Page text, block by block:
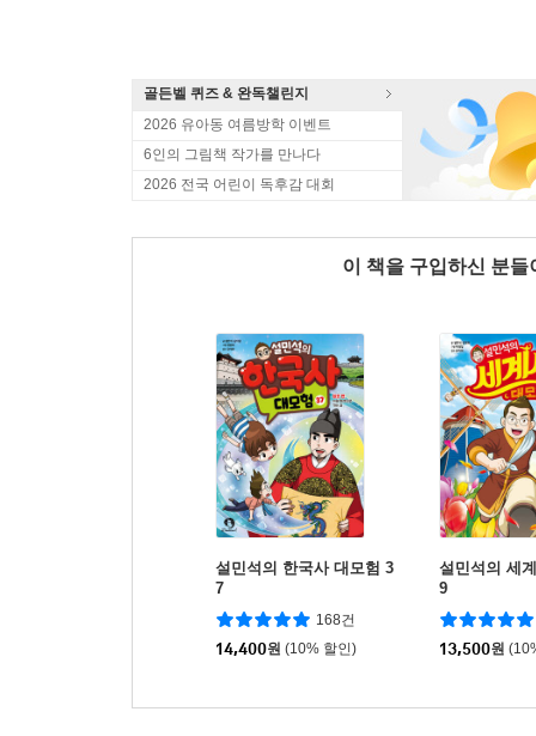
골든벨 퀴즈 & 완독챌린지
2026 유아동 여름방학 이벤트
6인의 그림책 작가를 만나다
2026 전국 어린이 독후감 대회
이 책을 구입하신 분
설민석의 한국사 대모험 3
7
168건
14,400원 (10% 할인)
설민석의 세
9
13,500원